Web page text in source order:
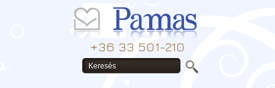
+36 33 501-210